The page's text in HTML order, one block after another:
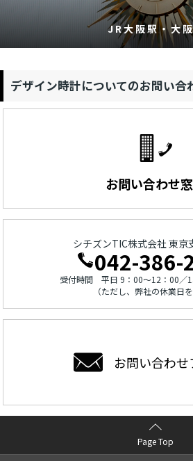
JR大阪駅・大
デザイン時計についてのお問い合
お問い合わせ
シチズンTIC株式会社 東京
042-386-
受付時間 平日 9：00～12：00／
（ただし、弊社の休業日を
お問い合わせ
Page Top